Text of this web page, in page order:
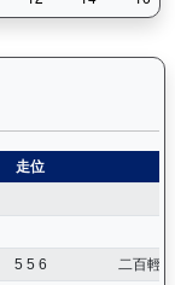
錄：查看馬匹所有
走位
5 5 6
二百輕